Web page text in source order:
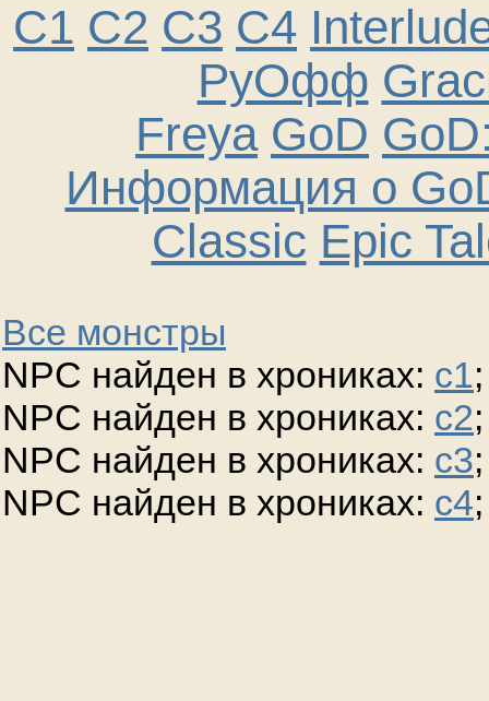
C1 C2 C3 C4
РуОфф
Freya GoD
Информация о
Classic Epic
Все монстры
NPC найден в хрониках: c1;
NPC найден в хрониках: c2;
NPC найден в хрониках: c3;
NPC найден в хрониках: c4;